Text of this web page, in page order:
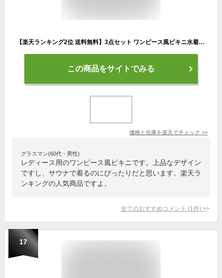
【楽天ランキング2位 送料無料】3点セット ワンピース風ビキニ水着 セパレート 大人かわいい 大人可愛い 体型カバー レディース セレブ 盛れる アニマル ブラック 露出少なめ 華奢見せ サウナ用水着
この商品をサイトでみる
価格と在庫を楽天でチェック >>
グラスマン(60代・男性)
レディース用のワンピース風ビキニです。上品なデザイン
ですし、サウナで着るのにぴったりだと思います。楽天ラ
ンキングの人気商品ですよ。
全てのおすすめコメント (1 件) >
17